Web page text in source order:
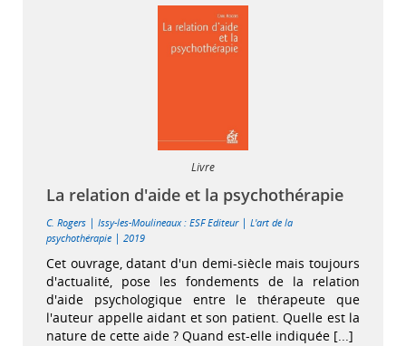
Livre
La relation d'aide et la psychothérapie
C. Rogers | Issy-les-Moulineaux : ESF Editeur| L'art de la
psychothérapie | 2019
Cet ouvrage, datant d'un demi-siècle mais toujours
d'actualité, pose les fondements de la relation
d'aide psychologique entre le thérapeute que
l'auteur appelle aidant et son patient. Quelle est la
nature de cette aide ? Quand est-elle indiquée [...]